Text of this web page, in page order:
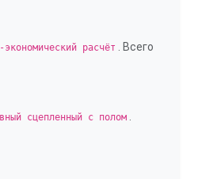
экономический расчёт
. Всего
сцепленный с полом